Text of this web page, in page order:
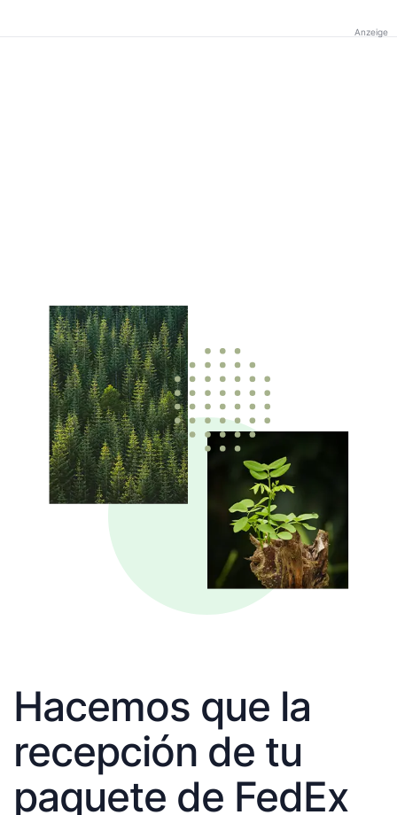
Anzeige
Hacemos que la
recepción de tu
paquete de FedEx